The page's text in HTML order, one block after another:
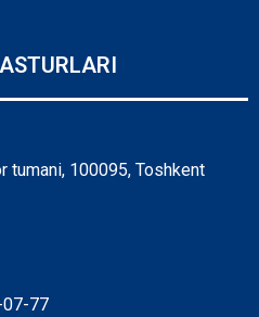
tumani, 100095, Toshkent
07-77